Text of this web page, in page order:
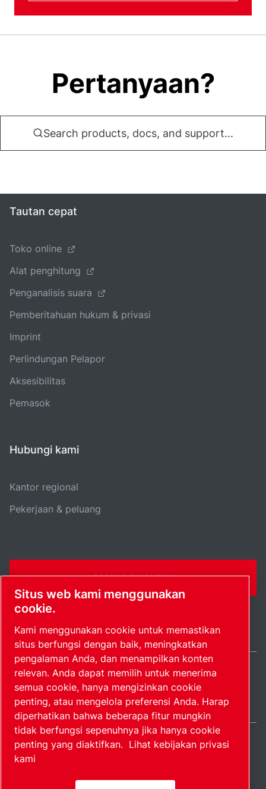
Pertanyaan?
Search products, docs, and support...
Tautan cepat
Toko online
Alat penghitung
Penganalisis suara
Pemberitahuan hukum & privasi
Imprint
Perlindungan Pelapor
Aksesibilitas
Pemasok
Hubungi kami
Kantor regional
Pekerjaan & peluang
FORMULIR KONTAK
Peta situsKelola preferensi© 2026 Hak Cipta.
Indonesia / IN
Situs web kami menggunakan
cookie.
Kami menggunakan cookie untuk memastikan
situs berfungsi dengan baik, meningkatkan
pengalaman Anda, dan menampilkan konten
relevan. Anda dapat memilih untuk menerima
semua cookie, hanya mengizinkan cookie
penting, atau mengelola preferensi Anda. Harap
diperhatikan bahwa beberapa fitur mungkin
tidak berfungsi sepenuhnya jika hanya cookie
penting yang diaktifkan. Lihat kebijakan privasi
kami